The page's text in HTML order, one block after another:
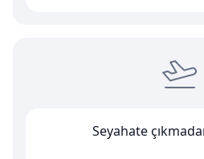
Seyahate